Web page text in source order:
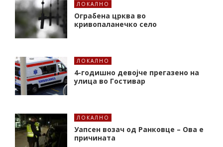
ЛОКАЛНО
Ограбена црква во
кривопаланечко село
ЛОКАЛНО
4-годишно девојче прегазено на
улица во Гостивар
ЛОКАЛНО
Уапсен возач од Ранковце – Ова е
причината